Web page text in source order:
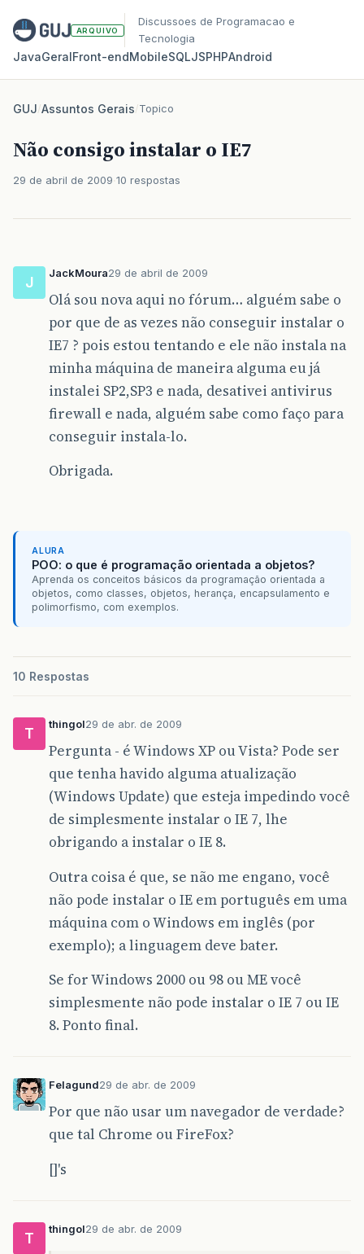
ARQUIVO
Discussoes de Programacao e
Tecnologia
JavaGeralFront‑endMobileSQLJSPHPAndroid
GUJ/Assuntos Gerais/Topico
Não consigo instalar o IE7
29 de abril de 2009 10 respostas
J
JackMoura29 de abril de 2009
Olá sou nova aqui no fórum… alguém sabe o
por que de as vezes não conseguir instalar o
IE7 ? pois estou tentando e ele não instala na
minha máquina de maneira alguma eu já
instalei SP2,SP3 e nada, desativei antivirus
firewall e nada, alguém sabe como faço para
conseguir instala-lo.
Obrigada.
ALURA
POO: o que é programação orientada a objetos?
Aprenda os conceitos básicos da programação orientada a
objetos, como classes, objetos, herança, encapsulamento e
polimorfismo, com exemplos.
10 Respostas
T
thingol29 de abr. de 2009
Pergunta - é Windows XP ou Vista? Pode ser
que tenha havido alguma atualização
(Windows Update) que esteja impedindo você
de simplesmente instalar o IE 7, lhe
obrigando a instalar o IE 8.
Outra coisa é que, se não me engano, você
não pode instalar o IE em português em uma
máquina com o Windows em inglês (por
exemplo); a linguagem deve bater.
Se for Windows 2000 ou 98 ou ME você
simplesmente não pode instalar o IE 7 ou IE
8. Ponto final.
Felagund29 de abr. de 2009
Por que não usar um navegador de verdade?
que tal Chrome ou FireFox?
[]'s
T
thingol29 de abr. de 2009